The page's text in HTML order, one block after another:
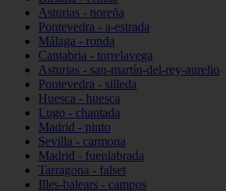
Asturias - noreña
Pontevedra - a-estrada
Málaga - ronda
Cantabria - torrelavega
Asturias - san-martín-del-rey-aurelio
Pontevedra - silleda
Huesca - huesca
Lugo - chantada
Madrid - pinto
Sevilla - carmona
Madrid - fuenlabrada
Tarragona - falset
Illes-balears - campos